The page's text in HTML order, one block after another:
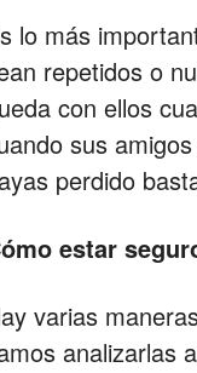
lo más
repetidos o
con ellos
sus
perdido
estar
varias
analizarlas